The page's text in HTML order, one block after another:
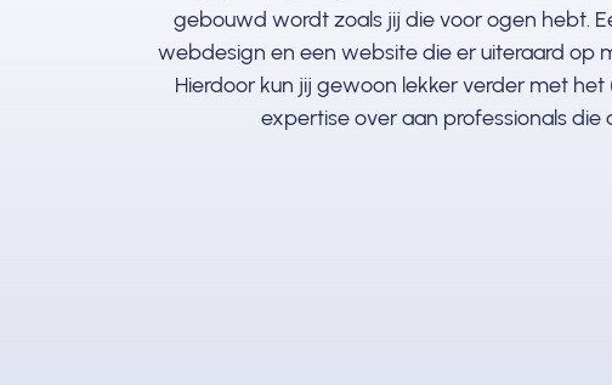
gebouwd wordt zoals jij die voor ogen hebt.
webdesign en een website die er uiteraard op
Hierdoor kun jij gewoon lekker verder met
expertise over aan professionals die